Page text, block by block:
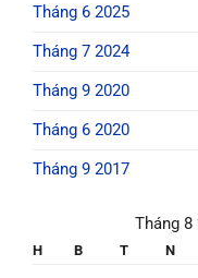
Tháng 6 2025
Tháng 7 2024
Tháng 9 2020
Tháng 6 2020
Tháng 9 2017
Tháng 8
H B T N